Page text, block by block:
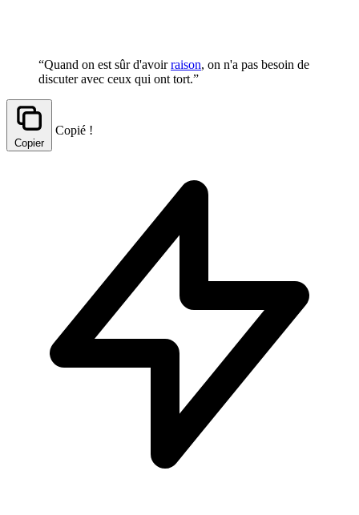
“Quand on est sûr d'avoirraison, on n'a pas besoin de
discuter avec ceux qui ont tort.”
Copier
Copié !